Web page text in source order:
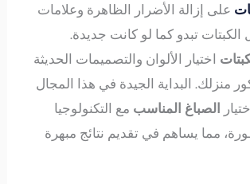
على إزالة الأضرار الظاهرة وعلامات
الكبتات تبدو كما لو كانت جديدة.
اختيار الألوان والتصميمات الحديثة
منزلك. البداية الجيدة في هذا المجال
الصباغ المناسب مع التكنولوجيا
مما يساهم في تقديم نتائج مبهرة